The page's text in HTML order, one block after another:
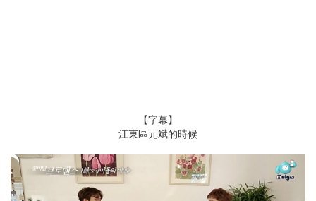
【字幕】
江東區 元斌的時候